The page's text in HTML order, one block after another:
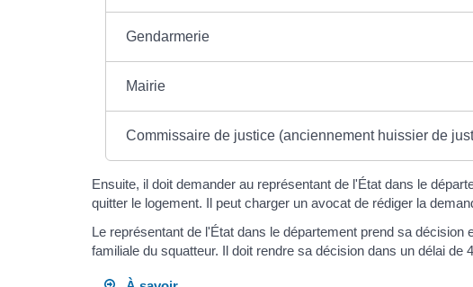
Gendarmerie
Mairie
Commissaire de justice (anciennement huissier de
Ensuite, il doit demander au représentant de l'État dans le
quitter le logement. Il peut charger un avocat de rédiger la
Le représentant de l'État dans le département prend sa décision
familiale du squatteur. Il doit rendre sa décision dans un délai de